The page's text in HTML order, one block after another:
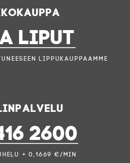
LIPUT
lippukauppaamme
2600
+ 0,1669 €/min